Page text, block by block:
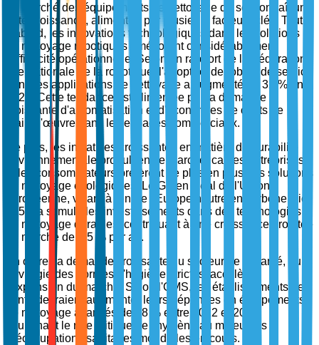
Le marché des équipements de nettoyage de sol connaît une
forte croissance, alimentée par plusieurs facteurs clés. Tout
d'abord, les innovations technologiques dans les solutions
de nettoyage robotiques améliorent considérablement
l'efficacité opérationnelle. Selon un rapport de la Fédération
internationale de la robotique, l'adoption de robots de service
dans les applications de nettoyage a augmenté de 32 % en
2023. Cette tendance est alimentée par la demande
croissante d'automatisation et d'économies de coûts de
main-d'œuvre dans les espaces commerciaux.
De plus, les initiatives croissantes en matière de durabilité
environnementale propulsent le marché, car les entreprises
et les consommateurs préfèrent de plus en plus des solutions
de nettoyage écologiques. Le Green Deal de l'Union
européenne, visant à rendre l'Europe neutre en carbone d'ici
2050, a stimulé les investissements dans des technologies
de nettoyage durables, contribuant à une croissance projetée
du marché de 5,5 % par an.
En outre, la demande croissante du secteur de la santé, qui
privilégie des normes d'hygiène strictes, accélère
l'expansion du marché. Selon l'OMS, les établissements de
santé devraient augmenter leurs dépenses en équipements
de nettoyage avancés de 18 % entre 2022 et 2025,
soulignant le rôle critique de l'hygiène au milieu des
préoccupations sanitaires mondiales en cours.